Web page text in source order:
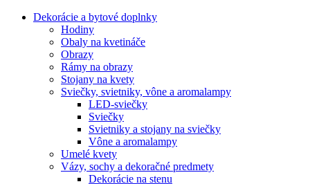
Dekorácie a bytové doplnky
Hodiny
Obaly na kvetináče
Obrazy
Rámy na obrazy
Stojany na kvety
Sviečky, svietniky, vône a aromalampy
LED-sviečky
Sviečky
Svietniky a stojany na sviečky
Vône a aromalampy
Umelé kvety
Vázy, sochy a dekoračné predmety
Dekorácie na stenu